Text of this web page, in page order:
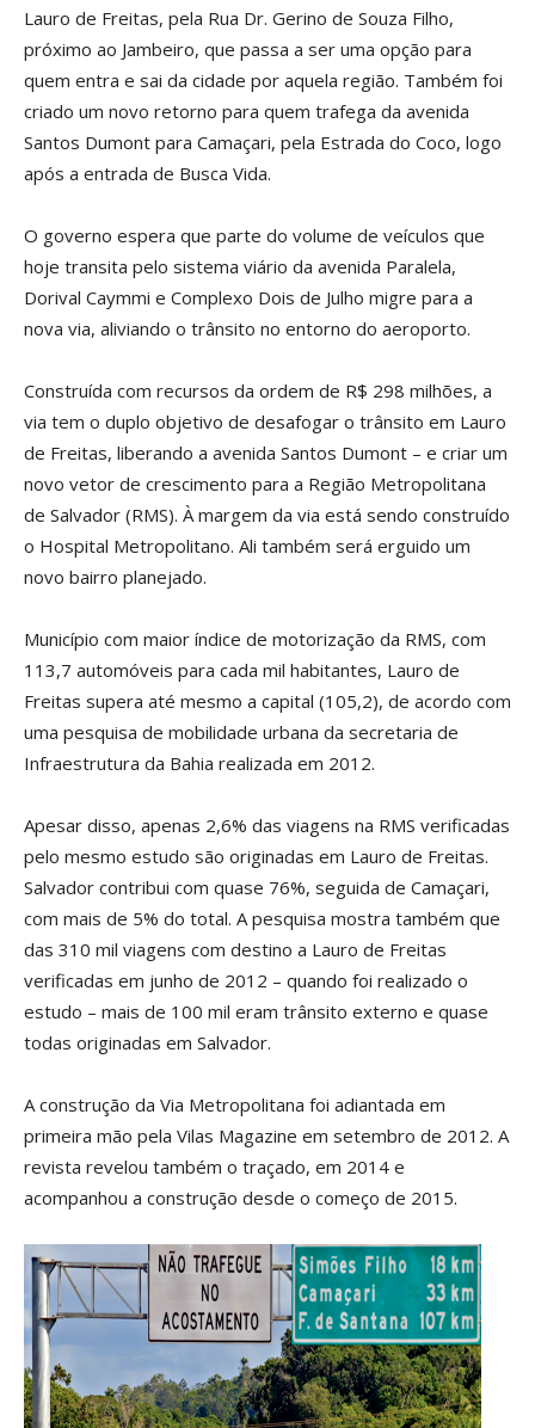
Lauro de Freitas, pela Rua Dr. Gerino de Souza Filho,
próximo ao Jambeiro, que passa a ser uma opção para
quem entra e sai da cidade por aquela região. Também foi
criado um novo retorno para quem trafega da avenida
Santos Dumont para Camaçari, pela Estrada do Coco, logo
após a entrada de Busca Vida.
O governo espera que parte do volume de veículos que
hoje transita pelo sistema viário da avenida Paralela,
Dorival Caymmi e Complexo Dois de Julho migre para a
nova via, aliviando o trânsito no entorno do aeroporto.
Construída com recursos da ordem de R$ 298 milhões, a
via tem o duplo objetivo de desafogar o trânsito em Lauro
de Freitas, liberando a avenida Santos Dumont – e criar um
novo vetor de crescimento para a Região Metropolitana
de Salvador (RMS). À margem da via está sendo construído
o Hospital Metropolitano. Ali também será erguido um
novo bairro planejado.
Município com maior índice de motorização da RMS, com
113,7 automóveis para cada mil habitantes, Lauro de
Freitas supera até mesmo a capital (105,2), de acordo com
uma pesquisa de mobilidade urbana da secretaria de
Infraestrutura da Bahia realizada em 2012.
Apesar disso, apenas 2,6% das viagens na RMS verificadas
pelo mesmo estudo são originadas em Lauro de Freitas.
Salvador contribui com quase 76%, seguida de Camaçari,
com mais de 5% do total. A pesquisa mostra também que
das 310 mil viagens com destino a Lauro de Freitas
verificadas em junho de 2012 – quando foi realizado o
estudo – mais de 100 mil eram trânsito externo e quase
todas originadas em Salvador.
A construção da Via Metropolitana foi adiantada em
primeira mão pela Vilas Magazine em setembro de 2012. A
revista revelou também o traçado, em 2014 e
acompanhou a construção desde o começo de 2015.